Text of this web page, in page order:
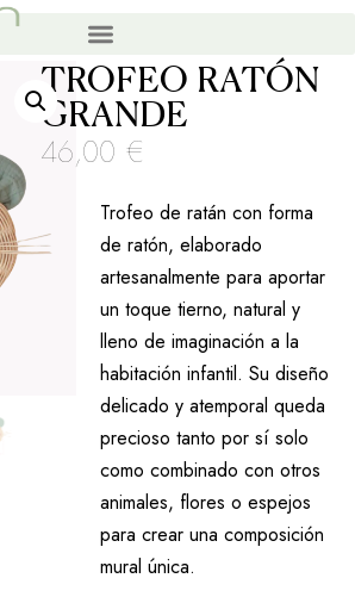
TROFEO RATÓN
GRANDE
46,00 €
Trofeo de ratán con forma
de ratón, elaborado
artesanalmente para aportar
un toque tierno, natural y
lleno de imaginación a la
habitación infantil. Su diseño
delicado y atemporal queda
precioso tanto por sí solo
como combinado con otros
animales, flores o espejos
para crear una composición
mural única.